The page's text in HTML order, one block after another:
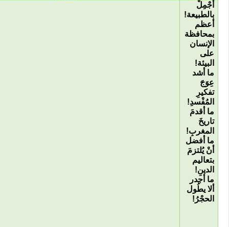
أجْمِلْ
بالطبيعة!
أعظم
بمحافظة
الإنسان
على
البيئة!
ما أشد
عِوَجَ
تفكيرِ
المُفْسدِ!
ما أقدمَ
تاريخَ
المغربِ!
ما أفضل
أنْ يُلتزمَ
بتعاليم
الدينِ!
ما أجدر
ألا يطُول
الحجْرُ!